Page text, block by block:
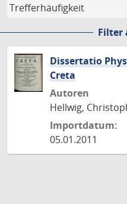
Filter
Dissertatio
Creta
Autoren
Hellwig,
Importdatum:
05.01.2011